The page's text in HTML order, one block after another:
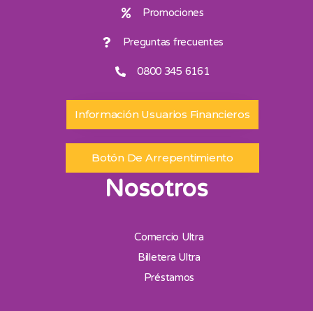
Promociones
Preguntas frecuentes
0800 345 6161
Información Usuarios Financieros
Botón De Arrepentimiento
Nosotros
Comercio Ultra
Billetera Ultra
Préstamos